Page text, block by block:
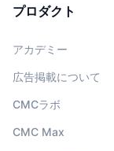
プロダクト
アカデミー
広告掲載について
CMCラボ
CMC Max